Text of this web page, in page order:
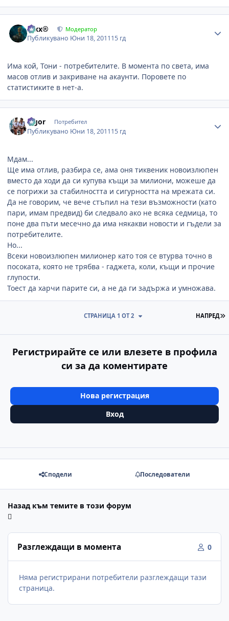
Alxx® Модератор
Публикувано Юни 18, 201115 гд
Има кой, Тони - потребителите. В момента по света, има
масов отлив и закриване на акаунти. Поровете по
статистиките в нет-а.
algor Потребител
Публикувано Юни 18, 201115 гд
Мдам...
Ще има отлив, разбира се, ама оня тиквеник новоизлюпен
вместо да ходи да си купува къщи за милиони, можеше да
се погрижи за стабилността и сигурността на мрежата си.
Да не говорим, че вече стъпил на тези възможности (като
пари, имам предвид) би следвало ако не всяка седмица, то
поне два пъти месечно да има някакви новости и гъдели за
потребителите.
Но...
Всеки новоизлюпен милионер като тоя се втурва точно в
посоката, която не трябва - гаджета, коли, къщи и прочие
глупости.
Тоест да харчи парите си, а не да ги задържа и умножава.
НАПРЕД
СТРАНИЦА 1 ОТ 2
Регистрирайте се или влезете в профила
си за да коментирате
Нова регистрация
Вход
Сподели Последователи
Назад към темите в този форум
Разглеждащи в момента 0
Няма регистрирани потребители разглеждащи тази
страница.